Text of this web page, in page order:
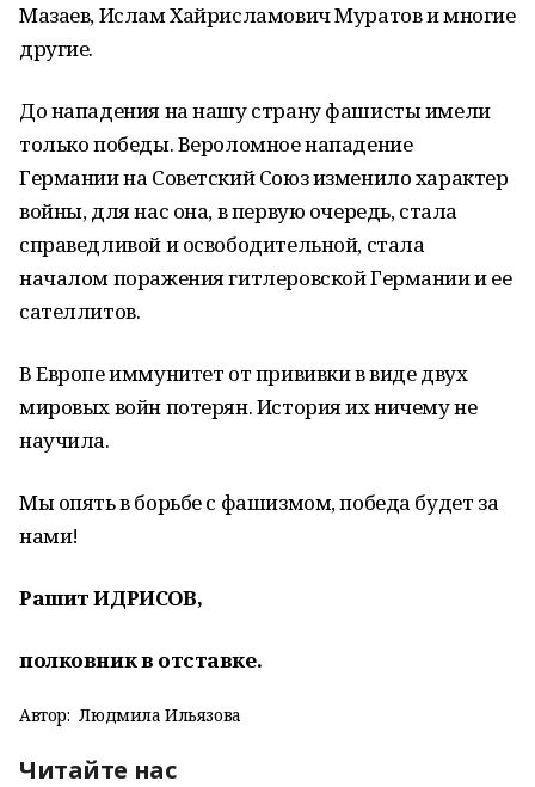
Мазаев, Ислам Хайрисламович Муратов и многие
другие.
До нападения на нашу страну фашисты имели
только победы. Вероломное нападение
Германии на Советский Союз изменило характер
войны, для нас она, в первую очередь, стала
справедливой и освободительной, стала
началом поражения гитлеровской Германии и ее
сателлитов.
В Европе иммунитет от прививки в виде двух
мировых войн потерян. История их ничему не
научила.
Мы опять в борьбе с фашизмом, победа будет за
нами!
Рашит ИДРИСОВ,
полковник в отставке.
Автор: Людмила Ильязова
Читайте нас